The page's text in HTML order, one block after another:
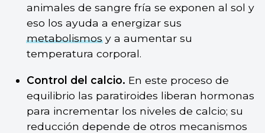
animales de sangre fría se exponen al sol y
eso los ayuda a energizar sus
metabolismosy a aumentar su
temperatura corporal.
Control del calcio. En este proceso de
equilibrio las paratiroides liberan hormonas
para incrementar los niveles de calcio; su
reducción depende de otros mecanismos